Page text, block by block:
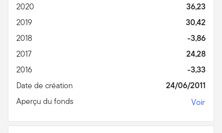
2020
36,23
2019
30,42
2018
-3,86
2017
24,28
2016
-3,33
Date de création
24/06/2011
Aperçu du fonds
Voir